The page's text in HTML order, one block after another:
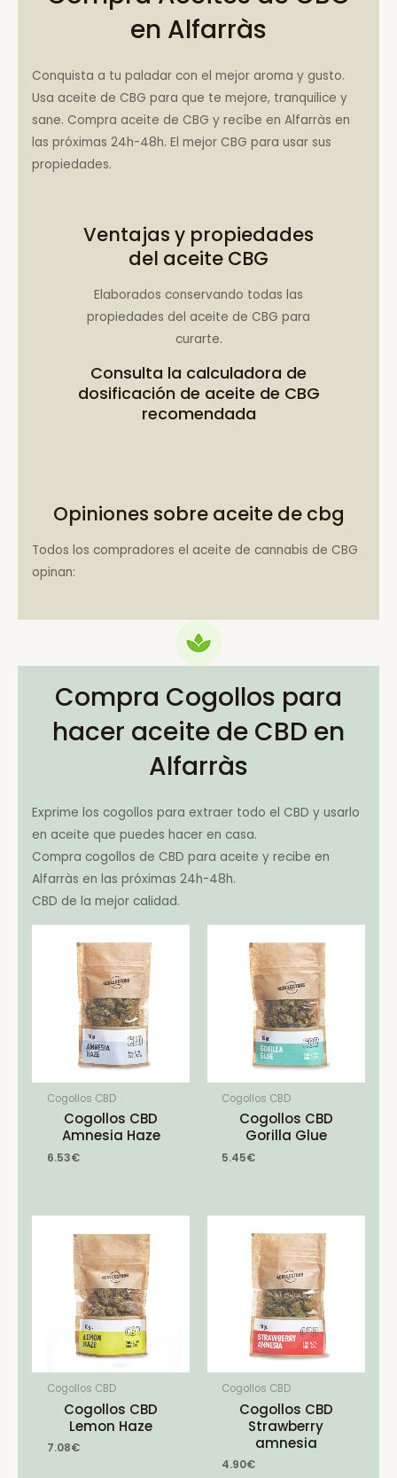
en Alfarràs
Conquista a tu paladar con el mejor aroma y gusto.
Usa aceite de CBG para que te mejore, tranquilice y
sane. Compra aceite de CBG y recíbe en Alfarràs en
las próximas 24h-48h. El mejor CBG para usar sus
propiedades.
Ventajas y propiedades
del aceite CBG
Elaborados conservando todas las
propiedades del aceite de CBG para
curarte.
Consulta la calculadora de
dosificación de aceite de CBG
recomendada
Opiniones sobre aceite de cbg
Todos los compradores el aceite de cannabis de CBG
opinan:
Compra Cogollos para
hacer aceite de CBD en
Alfarràs
Exprime los cogollos para extraer todo el CBD y usarlo
en aceite que puedes hacer en casa.
Compra cogollos de CBD para aceite y recibe en
Alfarràs en las próximas 24h-48h.
CBD de la mejor calidad.
Cogollos CBD
Cogollos CBD
Amnesia Haze
6.53€
Cogollos CBD
Cogollos CBD
Gorilla Glue
5.45€
Cogollos CBD
Cogollos CBD
Lemon Haze
7.08€
Cogollos CBD
Cogollos CBD
Strawberry
amnesia
4.90€